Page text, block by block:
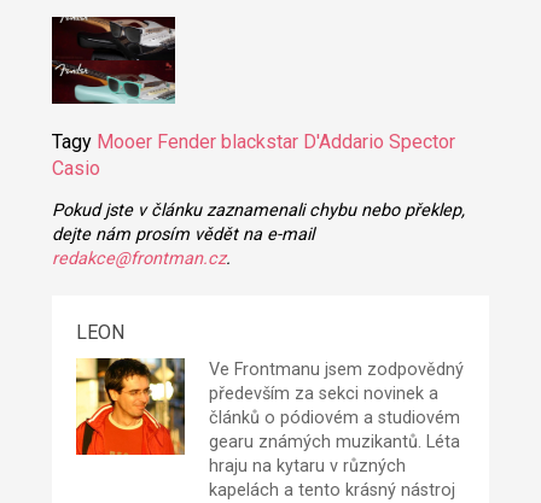
Tagy Mooer Fender blackstar D'Addario Spector
Casio
Pokud jste v článku zaznamenali chybu nebo překlep,
dejte nám prosím vědět na e-mail
redakce@frontman.cz.
LEON
Ve Frontmanu jsem zodpovědný
především za sekci novinek a
článků o pódiovém a studiovém
gearu známých muzikantů. Léta
hraju na kytaru v různých
kapelách a tento krásný nástroj